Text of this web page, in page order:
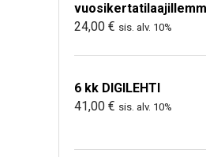
24,00 € sis. alv. 10%
6 kk DIGILEHTI
41,00 € sis. alv. 10%